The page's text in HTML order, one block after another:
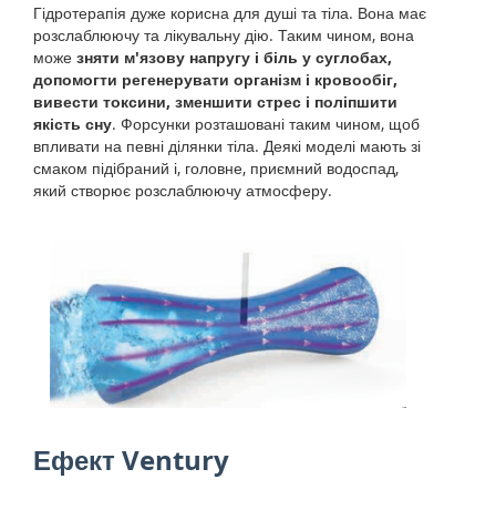
Гідротерапія дуже корисна для душі та тіла. Вона має
розслаблюючу та лікувальну дію. Таким чином, вона
може зняти м'язову напругу і біль у суглобах,
допомогти регенерувати організм і кровообіг,
вивести токсини, зменшити стрес і поліпшити
якість сну. Форсунки розташовані таким чином, щоб
впливати на певні ділянки тіла. Деякі моделі мають зі
смаком підібраний і, головне, приємний водоспад,
який створює розслаблюючу атмосферу.
Ефект Ventury